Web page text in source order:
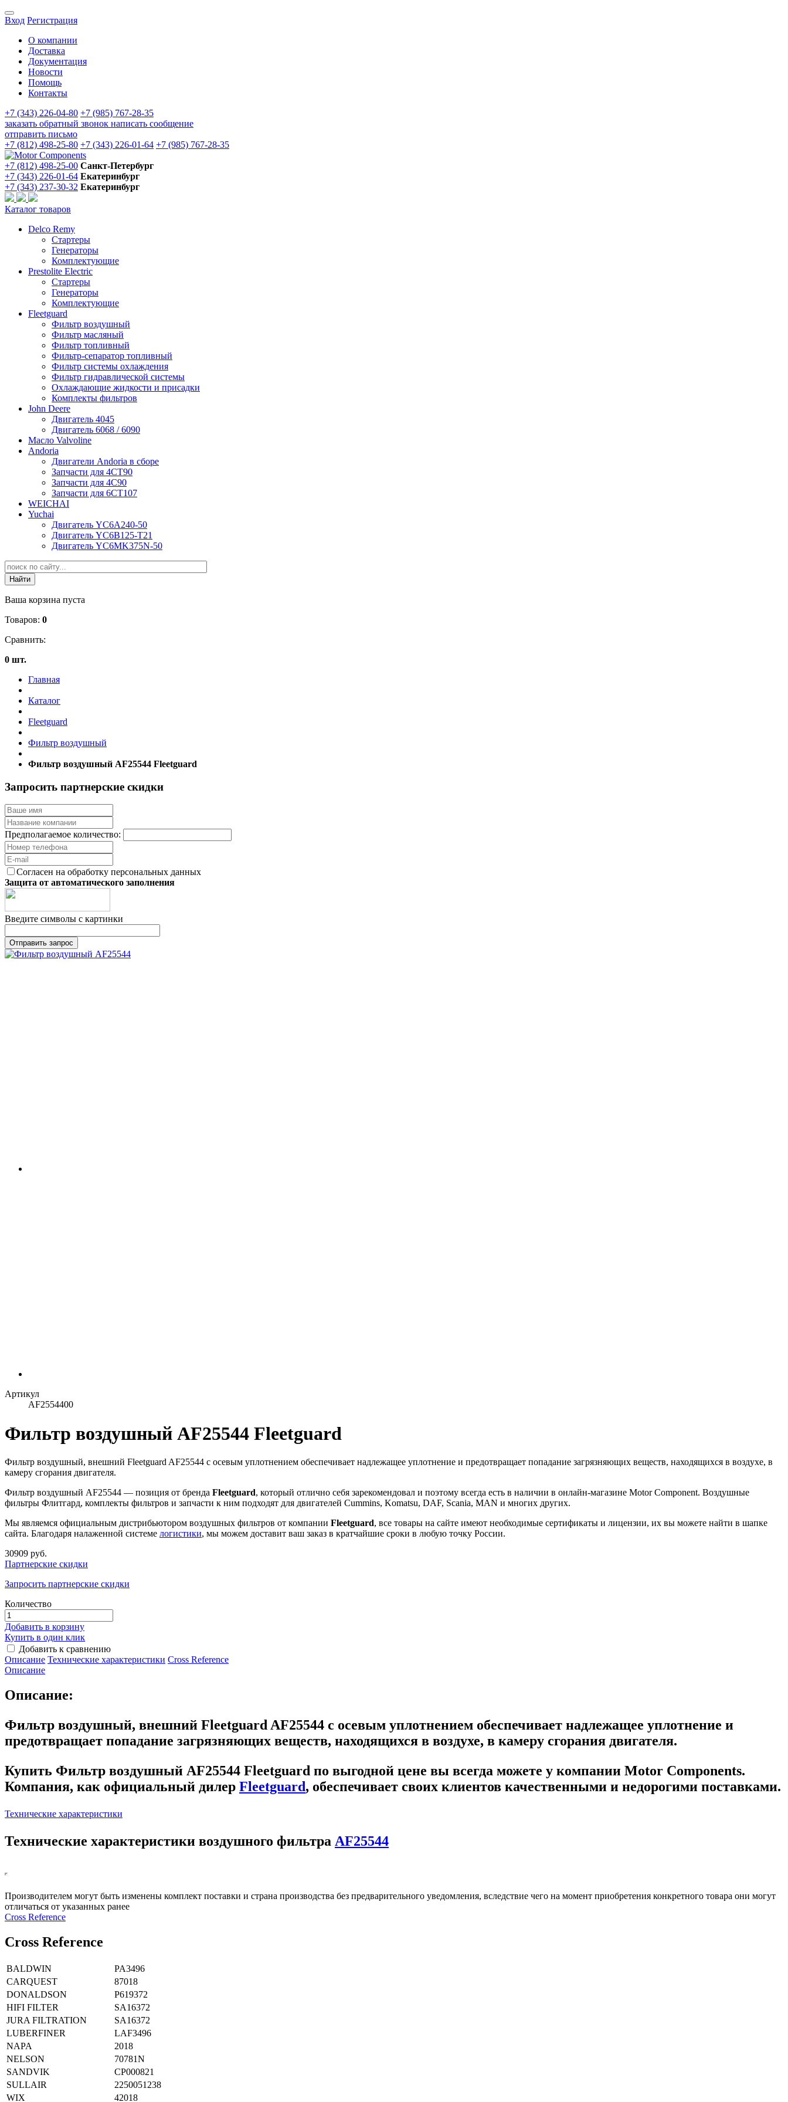
Вход Регистрация
О компании
Доставка
Документация
Новости
Помощь
Контакты
+7 (343) 226-04-80 +7 (985) 767-28-35
заказать обратный звонок написать сообщение
отправить письмо
+7 (812) 498-25-80 +7 (343) 226-01-64 +7 (985) 767-28-35
+7 (812) 498-25-00 Санкт-Петербург
+7 (343) 226-01-64 Екатеринбург
+7 (343) 237-30-32 Екатеринбург
Каталог товаров
Delco Remy
Стартеры
Генераторы
Комплектующие
Prestolite Electric
Стартеры
Генераторы
Комплектующие
Fleetguard
Фильтр воздушный
Фильтр масляный
Фильтр топливный
Фильтр-сепаратор топливный
Фильтр системы охлаждения
Фильтр гидравлической системы
Охлаждающие жидкости и присадки
Комплекты фильтров
John Deere
Двигатель 4045
Двигатель 6068 / 6090
Масло Valvoline
Andoria
Двигатели Andoria в сборе
Запчасти для 4CT90
Запчасти для 4С90
Запчасти для 6CT107
WEICHAI
Yuchai
Двигатель YC6A240-50
Двигатель YC6B125-T21
Двигатель YC6MK375N-50
Ваша корзина пуста
Товаров: 0
Сравнить:
0 шт.
Главная
Каталог
Fleetguard
Фильтр воздушный
Фильтр воздушный AF25544 Fleetguard
Запросить партнерские скидки
Предполагаемое количество:
Согласен на обработку персональных данных
Защита от автоматического заполнения
Введите символы с картинки
Артикул
AF2554400
Фильтр воздушный AF25544 Fleetguard
Фильтр воздушный, внешний Fleetguard AF25544 с осевым уплотнением обеспечивает надлежащее уплотнение и предотвращает попадание загрязняющих веществ, находящихся в воздухе, в
камеру сгорания двигателя.
Фильтр воздушный AF25544 — позиция от бренда Fleetguard, который отлично себя зарекомендовал и поэтому всегда есть в наличии в онлайн-магазине Motor Component. Воздушные
фильтры Флитгард, комплекты фильтров и запчасти к ним подходят для двигателей Cummins, Komatsu, DAF, Scania, MAN и многих других.
Мы являемся официальным дистрибьютором воздушных фильтров от компании Fleetguard, все товары на сайте имеют необходимые сертификаты и лицензии, их вы можете найти в шапке
сайта. Благодаря налаженной системе логистики, мы можем доставит ваш заказ в кратчайшие сроки в любую точку России.
30909 руб.
Партнерские скидки
Запросить партнерские скидки
Количество
Добавить в корзину
Купить в один клик
Добавить к сравнению
Описание Технические характеристики Сross Reference
Описание
Описание:
Фильтр воздушный, внешний Fleetguard AF25544 с осевым уплотнением обеспечивает надлежащее уплотнение и
предотвращает попадание загрязняющих веществ, находящихся в воздухе, в камеру сгорания двигателя.
Купить Фильтр воздушный AF25544 Fleetguard по выгодной цене вы всегда можете у компании Motor Components.
Компания, как официальный дилер Fleetguard, обеспечивает своих клиентов качественными и недорогими поставками.
Технические характеристики
Технические характеристики воздушного фильтра AF25544
Производителем могут быть изменены комплект поставки и страна производства без предварительного уведомления, вследствие чего на момент приобретения конкретного товара они могут
отличаться от указанных ранее
Сross Reference
Сross Reference
BALDWIN
PA3496
CARQUEST
87018
DONALDSON
P619372
HIFI FILTER
SA16372
JURA FILTRATION
SA16372
LUBERFINER
LAF3496
NAPA
2018
NELSON
70781N
SANDVIK
CP000821
SULLAIR
2250051238
WIX
42018